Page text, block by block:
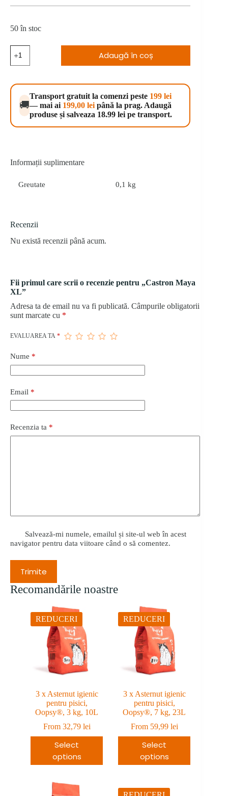
50 în stoc
Castron
Maya
Adaugă în coș
🚚
Transport gratuit la comenzi peste 199 lei
— mai ai 199,00 lei până la prag. Adaugă
produse și salveaza 18.99 lei pe transport.
Informații suplimentare
Greutate 0,1 kg
Recenzii
Nu există recenzii până acum.
Fii primul care scrii o recenzie pentru „Castron Maya
XL”
Adresa ta de email nu va fi publicată. Câmpurile obligatorii
sunt marcate cu *
EVALUAREA TA *
Nume *
Email *
Recenzia ta *
Salvează-mi numele, emailul și site-ul web în acest
navigator pentru data viitoare când o să comentez.
Trimite
Recomandările noastre
REDUCERI
3 x Asternut igienic
pentru pisici,
Oopsy®, 3 kg, 10L
From 32,79 lei
Select
options
REDUCERI
3 x Asternut igienic
pentru pisici,
Oopsy®, 7 kg, 23L
From 59,99 lei
Select
options